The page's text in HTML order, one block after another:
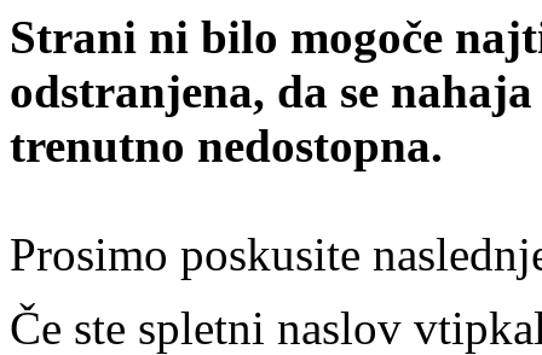
Strani ni bilo mogoče
odstranjena, da se
trenutno nedostopna.
Prosimo poskusite
Če ste spletni naslov